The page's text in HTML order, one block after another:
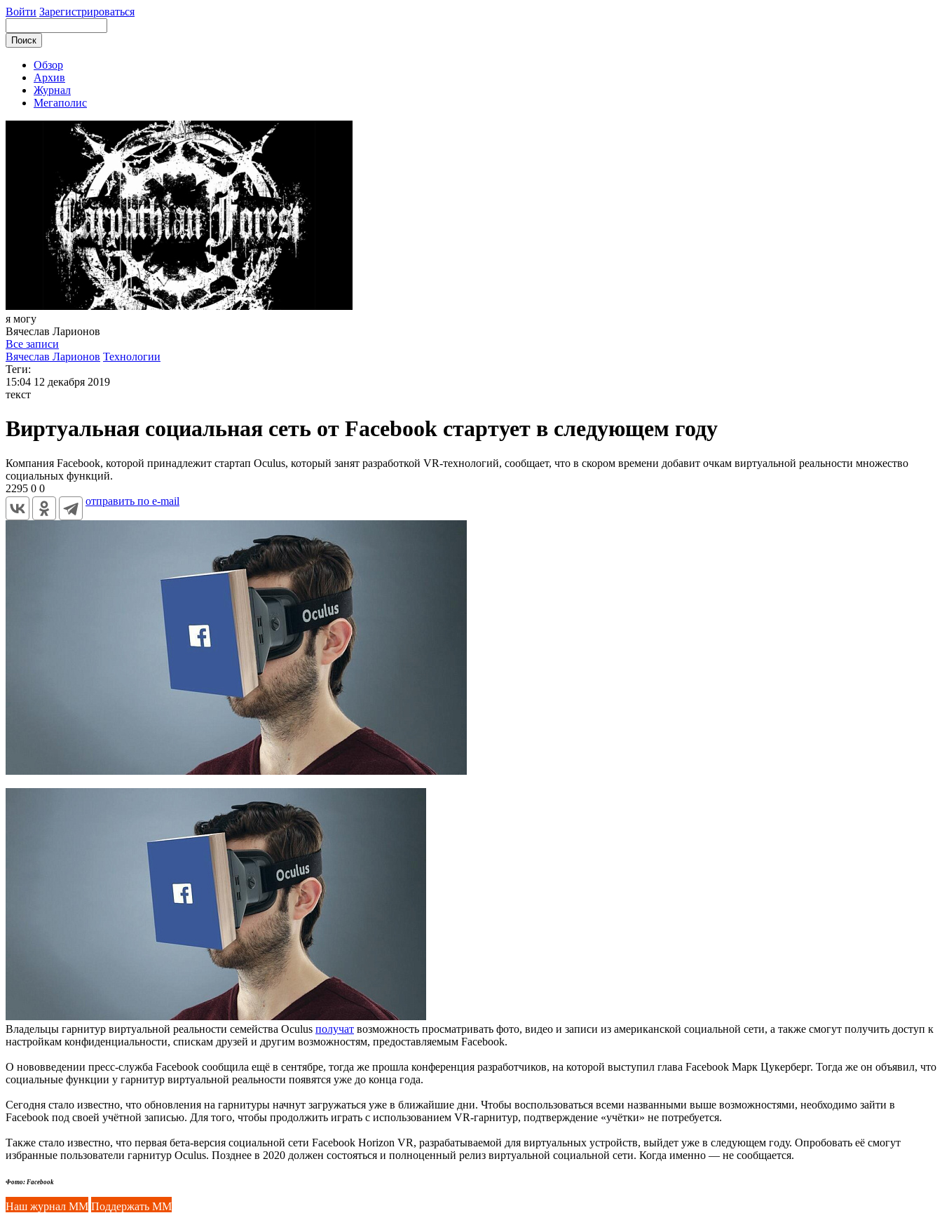
Войти Зарегистрироваться
Обзор
Архив
Журнал
Мегаполис
я могу
Вячеслав Ларионов
Все записи
Вячеслав Ларионов Технологии
Теги:
15:04 12 декабря 2019
текст
Виртуальная социальная сеть от Facebook стартует в следующем году
Компания Facebook, которой принадлежит стартап Oculus, который занят разработкой VR-технологий, сообщает, что в скором времени добавит очкам виртуальной реальности множество
социальных функций.
2295 0 0
отправить по e-mail
Владельцы гарнитур виртуальной реальности семейства Oculus получат возможность просматривать фото, видео и записи из американской социальной сети, а также смогут получить доступ к
настройкам конфиденциальности, спискам друзей и другим возможностям, предоставляемым Facebook.
О нововведении пресс-служба Facebook сообщила ещё в сентябре, тогда же прошла конференция разработчиков, на которой выступил глава Facebook Марк Цукерберг. Тогда же он объявил, что
социальные функции у гарнитур виртуальной реальности появятся уже до конца года.
Сегодня стало известно, что обновления на гарнитуры начнут загружаться уже в ближайшие дни. Чтобы воспользоваться всеми названными выше возможностями, необходимо зайти в
Facebook под своей учётной записью. Для того, чтобы продолжить играть с использованием VR-гарнитур, подтверждение «учётки» не потребуется.
Также стало известно, что первая бета-версия социальной сети Facebook Horizon VR, разрабатываемой для виртуальных устройств, выйдет уже в следующем году. Опробовать её смогут
избранные пользователи гарнитур Oculus. Позднее в 2020 должен состояться и полноценный релиз виртуальной социальной сети. Когда именно — не сообщается.
Фото: Facebook
Наш журнал ММ Поддержать ММ